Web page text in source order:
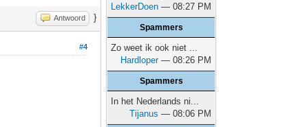
Antwoord }
#4
LekkerDoen — 08:27 PM
Spammers
Zo weet ik ook niet ...
Hardloper— 08:26 PM
Spammers
In het Nederlands ni...
Tijanus — 08:06 PM